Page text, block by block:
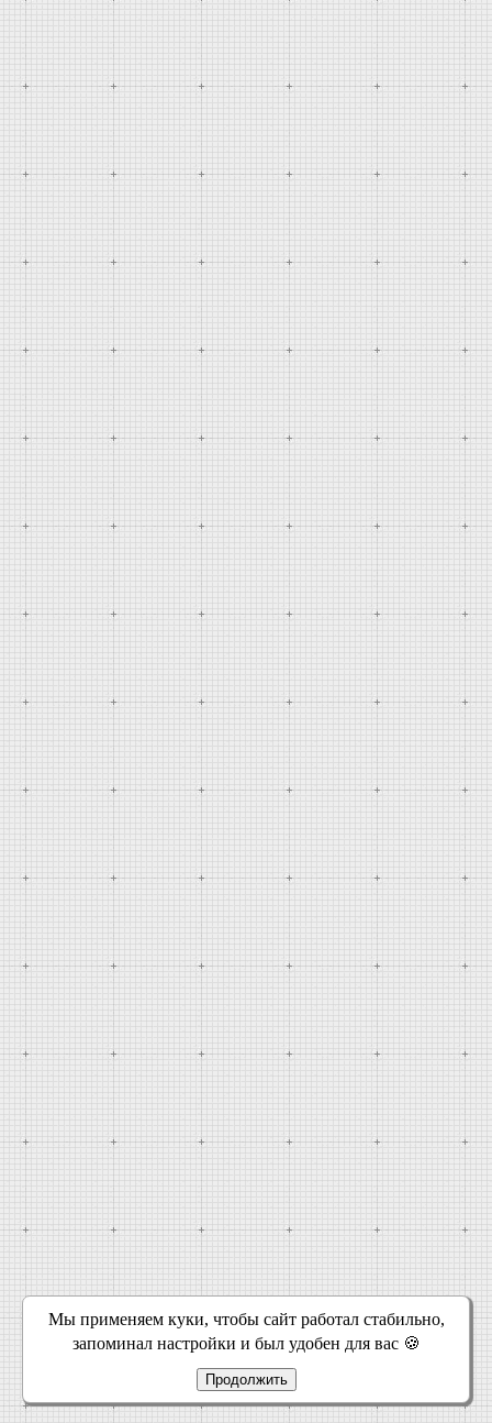
Мы применяем куки, чтобы сайт работал стабильно,
запоминал настройки и был удобен для вас 🍪
Продолжить